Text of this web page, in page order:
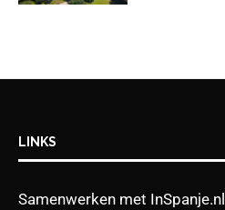
LINKS
Samenwerken met InSpanje.nl